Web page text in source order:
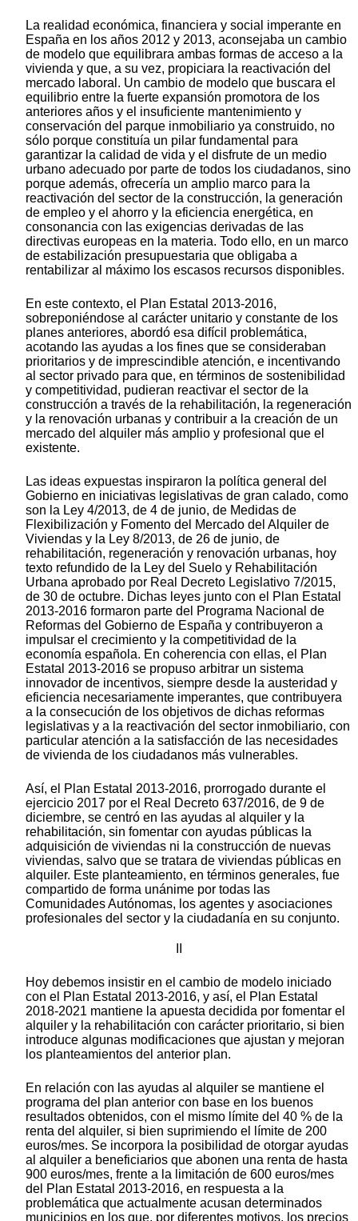
La realidad económica, financiera y social imperante en
España en los años 2012 y 2013, aconsejaba un cambio
de modelo que equilibrara ambas formas de acceso a la
vivienda y que, a su vez, propiciara la reactivación del
mercado laboral. Un cambio de modelo que buscara el
equilibrio entre la fuerte expansión promotora de los
anteriores años y el insuficiente mantenimiento y
conservación del parque inmobiliario ya construido, no
sólo porque constituía un pilar fundamental para
garantizar la calidad de vida y el disfrute de un medio
urbano adecuado por parte de todos los ciudadanos, sino
porque además, ofrecería un amplio marco para la
reactivación del sector de la construcción, la generación
de empleo y el ahorro y la eficiencia energética, en
consonancia con las exigencias derivadas de las
directivas europeas en la materia. Todo ello, en un marco
de estabilización presupuestaria que obligaba a
rentabilizar al máximo los escasos recursos disponibles.
En este contexto, el Plan Estatal 2013-2016,
sobreponiéndose al carácter unitario y constante de los
planes anteriores, abordó esa difícil problemática,
acotando las ayudas a los fines que se consideraban
prioritarios y de imprescindible atención, e incentivando
al sector privado para que, en términos de sostenibilidad
y competitividad, pudieran reactivar el sector de la
construcción a través de la rehabilitación, la regeneración
y la renovación urbanas y contribuir a la creación de un
mercado del alquiler más amplio y profesional que el
existente.
Las ideas expuestas inspiraron la política general del
Gobierno en iniciativas legislativas de gran calado, como
son la Ley 4/2013, de 4 de junio, de Medidas de
Flexibilización y Fomento del Mercado del Alquiler de
Viviendas y la Ley 8/2013, de 26 de junio, de
rehabilitación, regeneración y renovación urbanas, hoy
texto refundido de la Ley del Suelo y Rehabilitación
Urbana aprobado por Real Decreto Legislativo 7/2015,
de 30 de octubre. Dichas leyes junto con el Plan Estatal
2013-2016 formaron parte del Programa Nacional de
Reformas del Gobierno de España y contribuyeron a
impulsar el crecimiento y la competitividad de la
economía española. En coherencia con ellas, el Plan
Estatal 2013-2016 se propuso arbitrar un sistema
innovador de incentivos, siempre desde la austeridad y
eficiencia necesariamente imperantes, que contribuyera
a la consecución de los objetivos de dichas reformas
legislativas y a la reactivación del sector inmobiliario, con
particular atención a la satisfacción de las necesidades
de vivienda de los ciudadanos más vulnerables.
Así, el Plan Estatal 2013-2016, prorrogado durante el
ejercicio 2017 por el Real Decreto 637/2016, de 9 de
diciembre, se centró en las ayudas al alquiler y la
rehabilitación, sin fomentar con ayudas públicas la
adquisición de viviendas ni la construcción de nuevas
viviendas, salvo que se tratara de viviendas públicas en
alquiler. Este planteamiento, en términos generales, fue
compartido de forma unánime por todas las
Comunidades Autónomas, los agentes y asociaciones
profesionales del sector y la ciudadanía en su conjunto.
Hoy debemos insistir en el cambio de modelo iniciado
con el Plan Estatal 2013-2016, y así, el Plan Estatal
2018-2021 mantiene la apuesta decidida por fomentar el
alquiler y la rehabilitación con carácter prioritario, si bien
introduce algunas modificaciones que ajustan y mejoran
los planteamientos del anterior plan.
En relación con las ayudas al alquiler se mantiene el
programa del plan anterior con base en los buenos
resultados obtenidos, con el mismo límite del 40 % de la
renta del alquiler, si bien suprimiendo el límite de 200
euros/mes. Se incorpora la posibilidad de otorgar ayudas
al alquiler a beneficiarios que abonen una renta de hasta
900 euros/mes, frente a la limitación de 600 euros/mes
del Plan Estatal 2013-2016, en respuesta a la
problemática que actualmente acusan determinados
municipios en los que, por diferentes motivos, los precios